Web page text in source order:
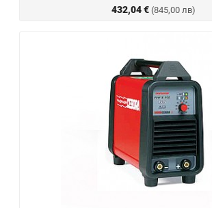
432,04 € (845,00 лв)